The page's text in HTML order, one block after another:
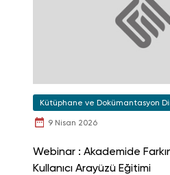
Kütüphane ve Dokümantasyon
9 Nisan 2026
Webinar : Akademide
Kullanıcı Arayüzü Eğitimi